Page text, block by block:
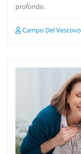
profondo.
Campo Del Vescovo